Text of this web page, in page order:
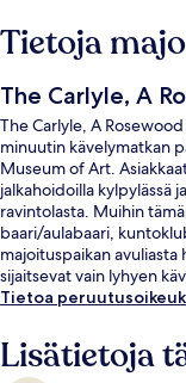
Tietoja
The Carlyle, A
The Carlyle, A
minuutin kävelymatkan
Museum of Art.
jalkahoidoilla kylpylässä
ravintolasta. Muihin
baari/aulabaari,
majoituspaikan
sijaitsevat vain lyhyen
(Lexington Avenue)
Tietoa
Lisätietoja